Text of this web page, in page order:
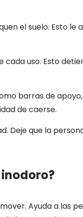
el suelo. Esto
cada uso. Esto
barras de
de caerse.
Deje que la
Ayuda a las